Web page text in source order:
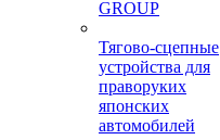
GROUP
Тягово-сцепные
устройства для
праворуких
японских
автомобилей